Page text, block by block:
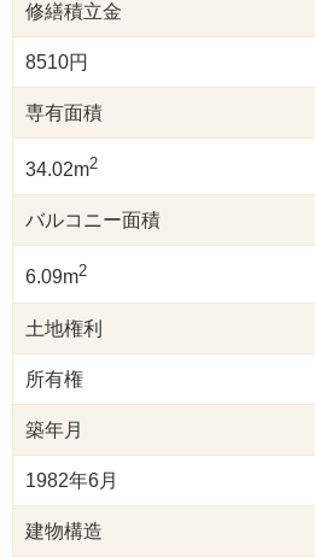
修繕積立金
8510円
専有面積
34.02m2
バルコニー面積
6.09m2
土地権利
所有権
築年月
1982年6月
建物構造